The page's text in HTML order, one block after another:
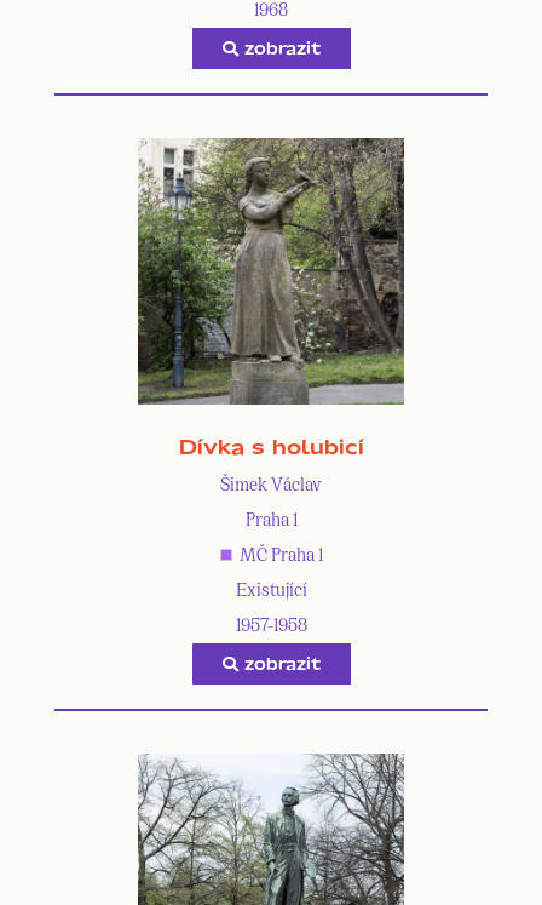
1968
zobrazit
Dívka s holubicí
Šimek Václav
Praha 1
MČ Praha 1
Existující
1957-1958
zobrazit